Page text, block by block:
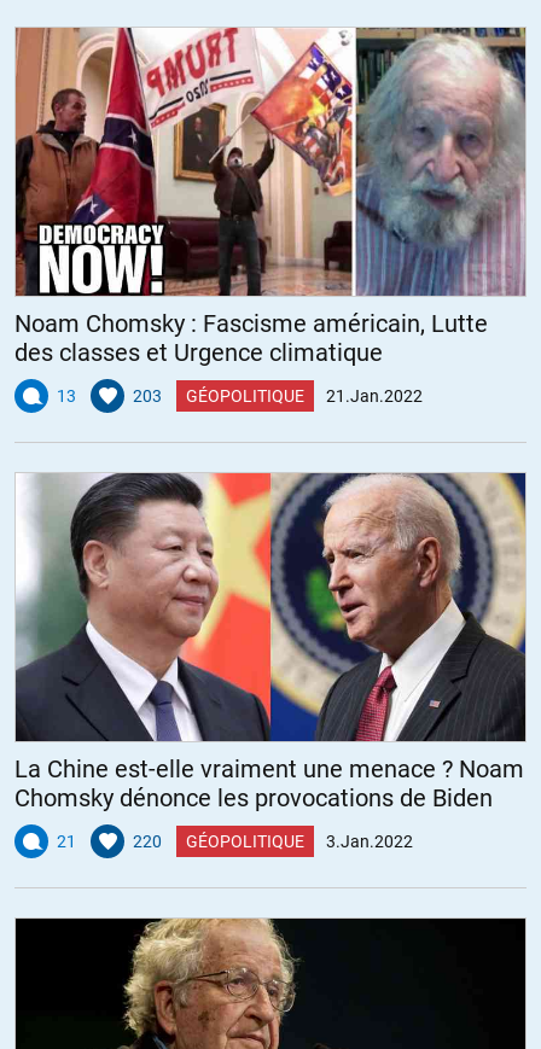
Noam Chomsky : Fascisme américain, Lutte
des classes et Urgence climatique
13 203 GÉOPOLITIQUE 21.Jan.2022
La Chine est-elle vraiment une menace ? Noam
Chomsky dénonce les provocations de Biden
21 220 GÉOPOLITIQUE 3.Jan.2022